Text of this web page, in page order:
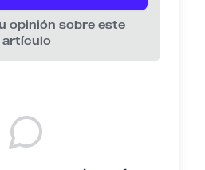
opinión sobre este
artículo